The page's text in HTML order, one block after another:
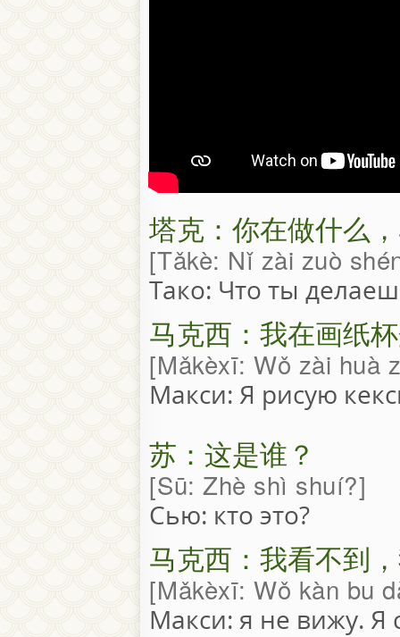
塔克：你在做什么
Tǎkè: Nǐ zài zuò
Тако: Что ты
马克西：我在画纸
Mǎkèxī: Wǒ zài huà
Макси: Я рисую
苏：这是谁？
Sū: Zhè shì shuí?
Сью: кто это?
马克西：我看不到
Mǎkèxī: Wǒ kàn bu
Макси: я не вижу. Я